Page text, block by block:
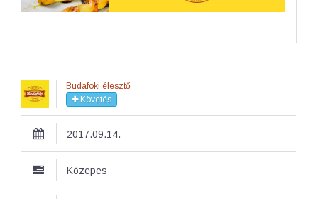
Budafoki élesztő
Követés
2017.09.14.
Közepes